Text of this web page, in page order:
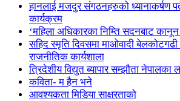
हानलाई मजदुर संगठनहरुको ध्यानाकर्षण
कार्यक्रम
‘महिला अधिकारका निम्ति सदनबाट कानून
सहिद स्मृति दिवसमा माओवादी बेलकोटगढी
राजनीतिक कार्यशाला
त्रिदेशीय विद्युत ब्यापार सम्झौता नेपालका
कविता- म हैन भने
आवश्यकता मिडिया साक्षरताको